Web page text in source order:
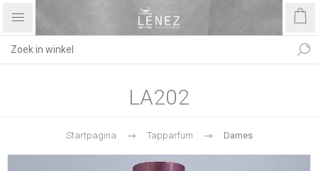
LA202
Startpagina Tapparfum Dames